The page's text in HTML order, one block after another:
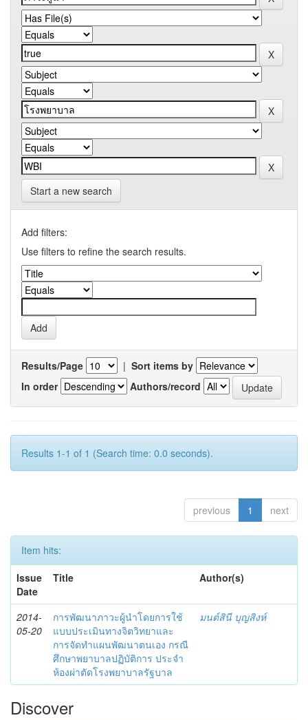
Start a new search
Add filters:
Use filters to refine the search results.
Results/Page | Sort items by
In order
Authors/record
Results 1-1 of 1 (Search time: 0.0 seconds).
previous 1 next
Item hits:
Issue
Date
Title Author(s)
2014-
05-20
การพัฒนาภาวะผู้นำโดยการใช้
แบบประเมินทางจิตวิทยาและ
การจัดทำแผนพัฒนาตนเอง กรณี
ศึกษาพยาบาลปฏิบัติการ ประจำ
ห้องผ่าตัดโรงพยาบาลรัฐบาล
มนต์สินี บุญสิงห์
Discover